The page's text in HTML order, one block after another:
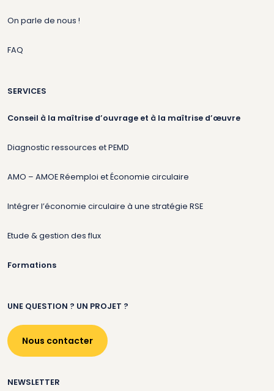
On parle de nous !
FAQ
SERVICES
Conseil à la maîtrise d’ouvrage et à la maîtrise d’œuvre
Diagnostic ressources et PEMD
AMO – AMOE Réemploi et Économie circulaire
Intégrer l’économie circulaire à une stratégie RSE
Etude & gestion des flux
Formations
UNE QUESTION ? UN PROJET ?
Nous contacter
NEWSLETTER